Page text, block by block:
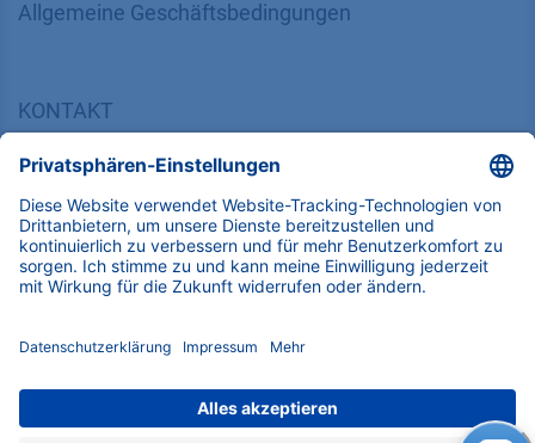
​​​​​​​​​​​​​​​​​Allgemeine Geschäftsbedingungen
KONTAKT
KNAUER
Wissenschaftliche Geräte GmbH, Hegauer Weg 38,
14163 Berlin, Germany
​​​​​​​​​​​​​​i​n​f​o​@​k​n​a​u​e​r​.​n​e​t
+49 30 809727-0